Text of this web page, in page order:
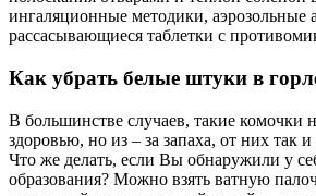
ингаляционные методики, аэрозольные
рассасывающиеся таблетки с
Как убрать белые штуки в
В большинстве случаев, такие комочки
здоровью, но из – за запаха, от них так и
Что же делать, если Вы обнаружили у
образования? Можно взять ватную